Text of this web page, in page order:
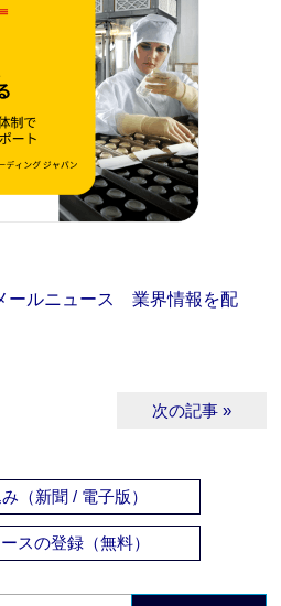
ルニュース 業界情報を配
次の記事 »
（新聞 / 電子版）
スの登録（無料）